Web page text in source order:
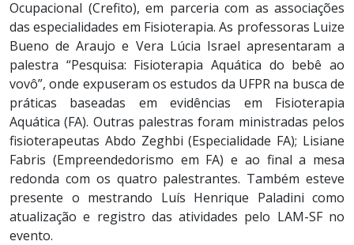
Ocupacional (Crefito), em parceria com as associações
das especialidades em Fisioterapia. As professoras Luize
Bueno de Araujo e Vera Lúcia Israel apresentaram a
palestra “Pesquisa: Fisioterapia Aquática do bebê ao
vovô”, onde expuseram os estudos da UFPR na busca de
práticas baseadas em evidências em Fisioterapia
Aquática (FA). Outras palestras foram ministradas pelos
fisioterapeutas Abdo Zeghbi (Especialidade FA); Lisiane
Fabris (Empreendedorismo em FA) e ao final a mesa
redonda com os quatro palestrantes. Também esteve
presente o mestrando Luís Henrique Paladini como
atualização e registro das atividades pelo LAM-SF no
evento.